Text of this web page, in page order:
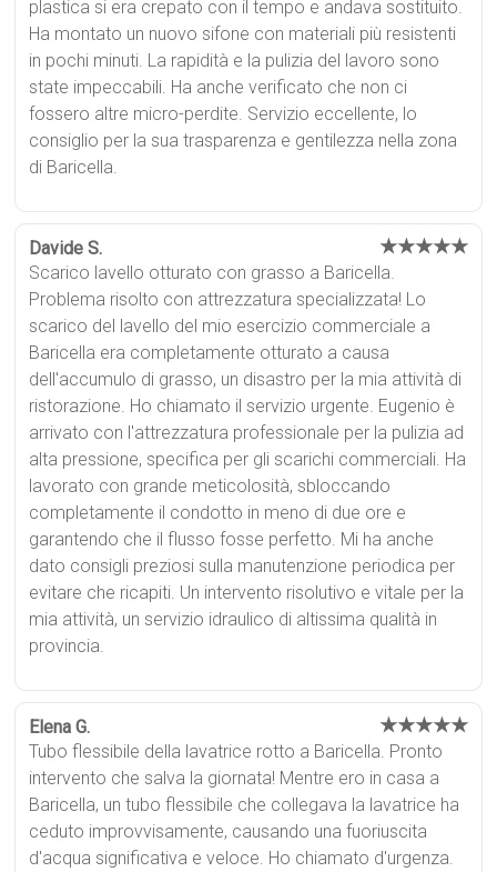
plastica si era crepato con il tempo e andava sostituito.
Ha montato un nuovo sifone con materiali più resistenti
in pochi minuti. La rapidità e la pulizia del lavoro sono
state impeccabili. Ha anche verificato che non ci
fossero altre micro-perdite. Servizio eccellente, lo
consiglio per la sua trasparenza e gentilezza nella zona
di Baricella.
Davide S. ★★★★★
Scarico lavello otturato con grasso a Baricella.
Problema risolto con attrezzatura specializzata! Lo
scarico del lavello del mio esercizio commerciale a
Baricella era completamente otturato a causa
dell'accumulo di grasso, un disastro per la mia attività di
ristorazione. Ho chiamato il servizio urgente. Eugenio è
arrivato con l'attrezzatura professionale per la pulizia ad
alta pressione, specifica per gli scarichi commerciali. Ha
lavorato con grande meticolosità, sbloccando
completamente il condotto in meno di due ore e
garantendo che il flusso fosse perfetto. Mi ha anche
dato consigli preziosi sulla manutenzione periodica per
evitare che ricapiti. Un intervento risolutivo e vitale per la
mia attività, un servizio idraulico di altissima qualità in
provincia.
Elena G. ★★★★★
Tubo flessibile della lavatrice rotto a Baricella. Pronto
intervento che salva la giornata! Mentre ero in casa a
Baricella, un tubo flessibile che collegava la lavatrice ha
ceduto improvvisamente, causando una fuoriuscita
d'acqua significativa e veloce. Ho chiamato d'urgenza.